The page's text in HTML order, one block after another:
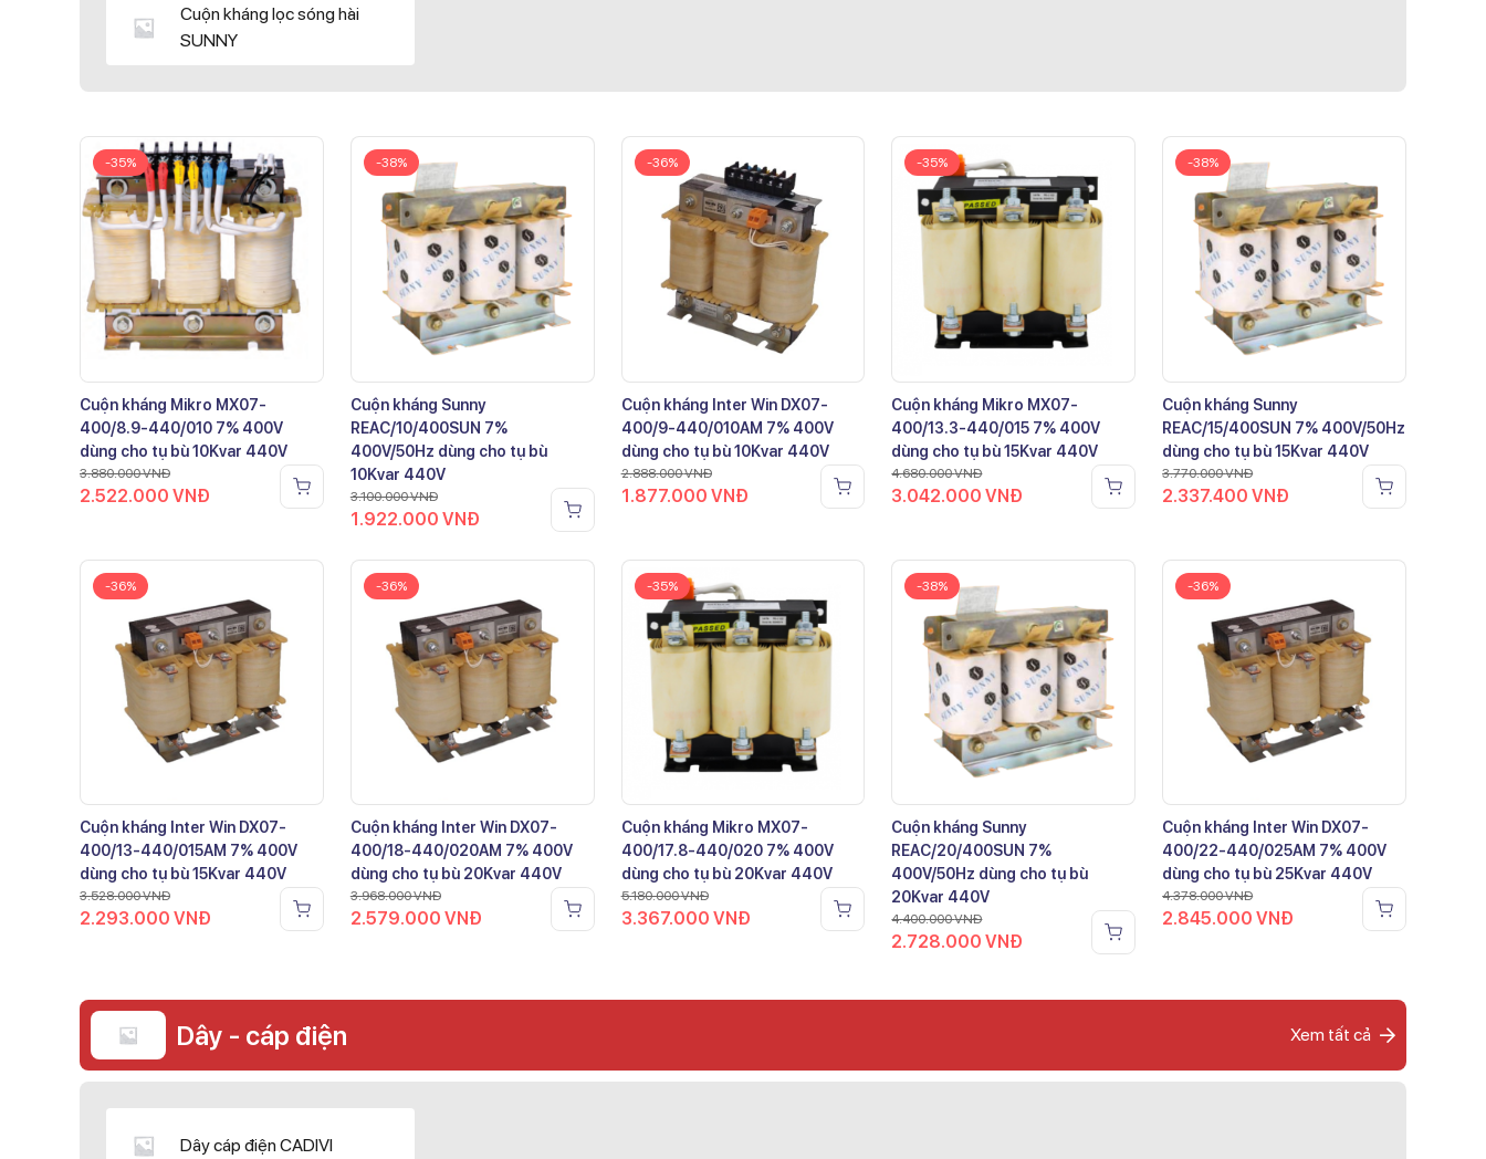
Cuộn kháng lọc sóng hài
SUNNY
-35%
Cuộn kháng Mikro MX07-
400/8.9-440/010 7% 400V
dùng cho tụ bù 10Kvar 440V
3.880.000VNĐ
2.522.000 VNĐ
-38%
Cuộn kháng Sunny
REAC/10/400SUN 7%
400V/50Hz dùng cho tụ bù
10Kvar 440V
3.100.000VNĐ
1.922.000 VNĐ
-36%
Cuộn kháng Inter Win DX07-
400/9-440/010AM 7% 400V
dùng cho tụ bù 10Kvar 440V
2.888.000VNĐ
1.877.000 VNĐ
-35%
Cuộn kháng Mikro MX07-
400/13.3-440/015 7% 400V
dùng cho tụ bù 15Kvar 440V
4.680.000VNĐ
3.042.000VNĐ
-38%
Cuộn kháng Sunny
REAC/15/400SUN 7% 400V/50Hz
dùng cho tụ bù 15Kvar 440V
3.770.000VNĐ
2.337.400VNĐ
-36%
Cuộn kháng Inter Win DX07-
400/13-440/015AM 7% 400V
dùng cho tụ bù 15Kvar 440V
3.528.000VNĐ
2.293.000 VNĐ
-36%
Cuộn kháng Inter Win DX07-
400/18-440/020AM 7% 400V
dùng cho tụ bù 20Kvar 440V
3.968.000VNĐ
2.579.000 VNĐ
-35%
Cuộn kháng Mikro MX07-
400/17.8-440/020 7% 400V
dùng cho tụ bù 20Kvar 440V
5.180.000VNĐ
3.367.000 VNĐ
-38%
Cuộn kháng Sunny
REAC/20/400SUN 7%
400V/50Hz dùng cho tụ bù
20Kvar 440V
4.400.000VNĐ
2.728.000VNĐ
-36%
Cuộn kháng Inter Win DX07-
400/22-440/025AM 7% 400V
dùng cho tụ bù 25Kvar 440V
4.378.000VNĐ
2.845.000VNĐ
Dây - cáp điện Xem tất cả
Dây cáp điện CADIVI